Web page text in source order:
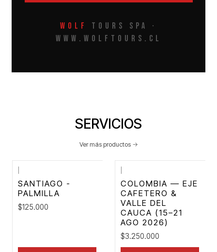
Wolf
Tours Spa ·
www.wolftours.cl
SERVICIOS
Ver más productos
SANTIAGO -
PALMILLA
$125.000
COLOMBIA — EJE
CAFETERO &
VALLE DEL
CAUCA (15–21
AGO 2026)
$3.250.000